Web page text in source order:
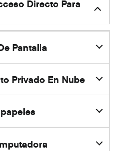
Directo Para
Pantalla
Privado En Nube